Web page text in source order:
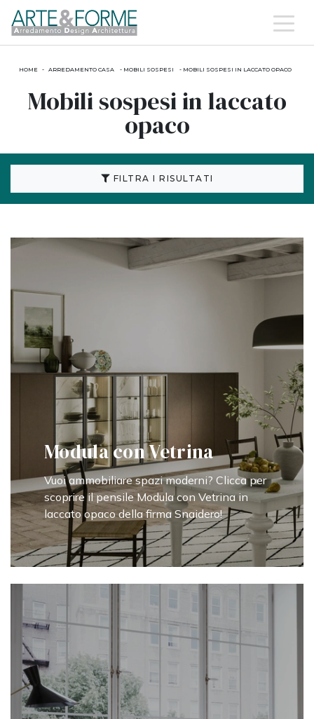
HOME - ARREDAMENTO CASA - MOBILI SOSPESI - MOBILI SOSPESI IN LACCATO OPACO
Mobili sospesi in laccato
opaco
FILTRA I RISULTATI
Modula con Vetrina
Vuoi ammobiliare spazi moderni? Clicca per
scoprire il pensile Modula con Vetrina in
laccato opaco della firma Snaidero!